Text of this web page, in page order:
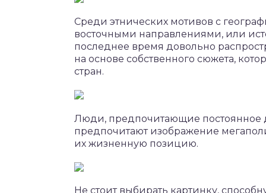
Среди этнических мотивов с
восточными направлениями, или
последнее время довольно
на основе собственного сюжета,
стран.
Люди, предпочитающие постоянное
предпочитают изображение
их жизненную позицию.
Не стоит выбирать картинку,